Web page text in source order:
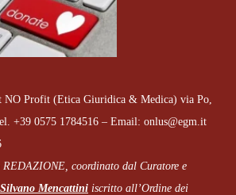
Profit (Etica Giuridica & Medica) via Po,
+39 0575 1784516 – Email: onlus@egm.it
coordinato dal Curatore e
Silvano Mencattini iscritto all’Ordine dei